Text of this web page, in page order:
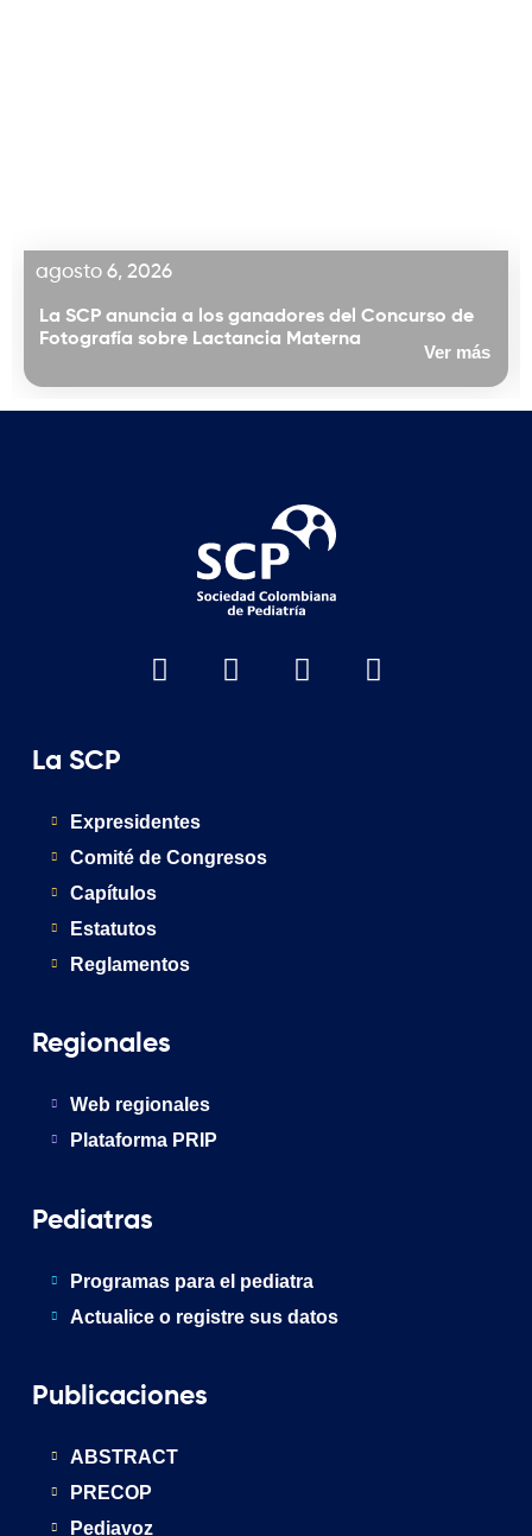
agosto 6, 2026
La SCP anuncia a los ganadores del Concurso de
Fotografía sobre Lactancia Materna
Ver más
La SCP
Expresidentes
Comité de Congresos
Capítulos
Estatutos
Reglamentos
Regionales
Web regionales
Plataforma PRIP
Pediatras
Programas para el pediatra
Actualice o registre sus datos
Publicaciones
ABSTRACT
PRECOP
Pediavoz